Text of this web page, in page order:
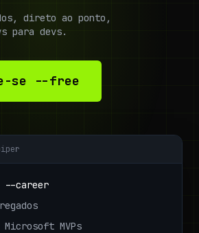
direto ao ponto,
para devs.
se --free
career
MVPs